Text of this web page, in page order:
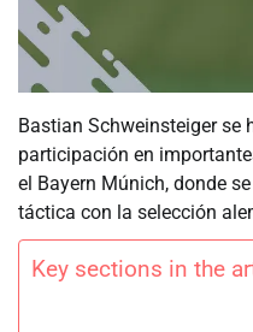
Bastian Schweinsteiger se
participación en
el Bayern Múnich, donde
táctica con la selección
Key sections in the